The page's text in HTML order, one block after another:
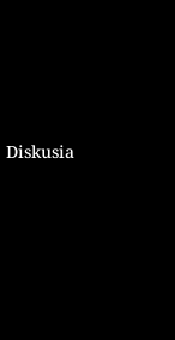
Diskusia